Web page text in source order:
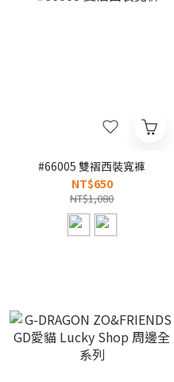
#66005 雙褶西裝寬褲
NT$650
NT$1,080